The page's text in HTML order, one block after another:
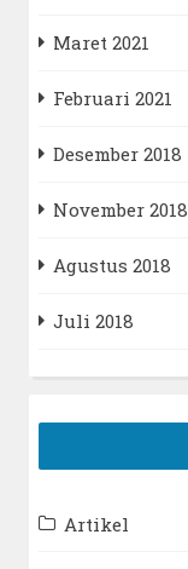
Maret 2021
Februari 2021
Desember 2018
November 2018
Agustus 2018
Juli 2018
Artikel